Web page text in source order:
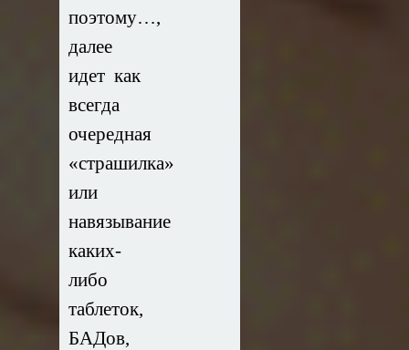
поэтому…,
далее
идет как
всегда
очередная
«страшилка»
или
навязывание
каких-
либо
таблеток,
БАДов,